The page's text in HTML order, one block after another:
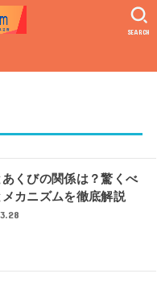
SEARCH
あくびの関係は？驚くべ
メカニズムを徹底解説